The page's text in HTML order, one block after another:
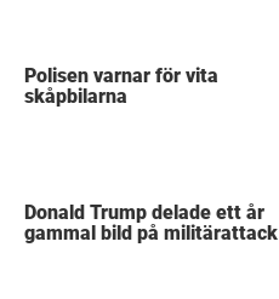
Polisen varnar för vita
skåpbilarna
Donald Trump delade ett år
gammal bild på militärattack